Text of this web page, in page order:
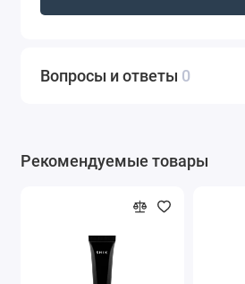
Вопросы и ответы 0
Рекомендуемые товары